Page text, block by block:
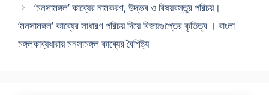
‘মনসামঙ্গল’ কাব্যের নামকরণ, উদ্ভব ও বিষয়বস্তুর পরিচয়।
‘মনসামঙ্গল’ কাব্যের সাধারণ পরিচয় দিয়ে বিজয়গুপ্তের কৃতিত্ব । বাংলা
মঙ্গলকাব্যধারায় মনসামঙ্গল কাব্যের বৈশিষ্ট্য